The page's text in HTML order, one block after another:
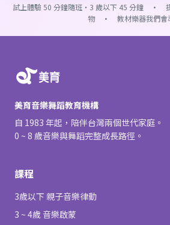
試上體驗 50 分鐘隨班・3 歲以下 45 分鐘 ·
物 · 教材樂器我們會
美育音樂舞蹈教育機構
自 1983 年起，陪伴台灣兩個世代家庭。
0 ~ 8 歲音樂與舞蹈完整成長路徑。
課程
3歲以下 親子音樂律動
3 ~ 4歲 音樂啟蒙